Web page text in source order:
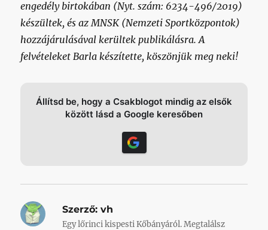
engedély birtokában (Nyt. szám: 6234-496/2019)
készültek, és az MNSK (Nemzeti Sportközpontok)
hozzájárulásával kerültek publikálásra. A
felvételeket Barla készítette, köszönjük meg neki!
Állítsd be, hogy a Csakblogot mindig az elsők
között lásd a Google keresőben
Szerző: vh
Egy lőrinci kispesti Kőbányáról. Megtalálsz